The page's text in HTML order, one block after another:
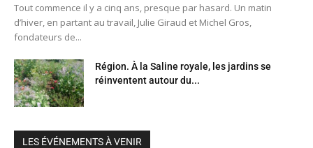
Tout commence il y a cinq ans, presque par hasard. Un matin
d’hiver, en partant au travail, Julie Giraud et Michel Gros,
fondateurs de...
Région. À la Saline royale, les jardins se
réinventent autour du...
LES ÉVÉNEMENTS À VENIR